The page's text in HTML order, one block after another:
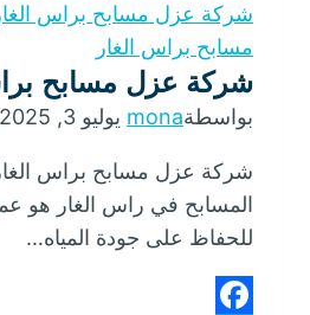
شركة عزل مسابح براس
مسابح براس الغار
شركة عزل مسابح
بواسطةmona يوليو 3, 2025
شركة عزل مسابح براس
المسابح في راس الغار هو
للحفاظ على جودة المياه…